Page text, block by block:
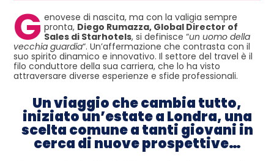
G enovese di nascita, ma con la valigia sempre
pronta, Diego Rumazza, Global Director of
Sales di Starhotels, si definisce “un uomo della
vecchia guardia“. Un’affermazione che contrasta con il
suo spirito dinamico e innovativo. Il settore del travel è il
filo conduttore della sua carriera, che lo ha visto
attraversare diverse esperienze e sfide professionali.
Un viaggio che cambia tutto,
iniziato un’estate a Londra, una
scelta comune a tanti giovani in
cerca di nuove prospettive…